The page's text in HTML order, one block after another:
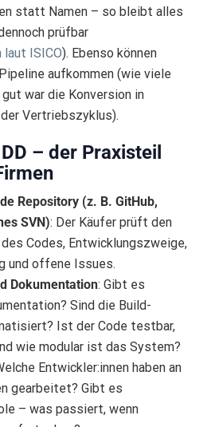
statt Namen – so bleibt alles
prüfbar
ISICO). Ebenso können
aufkommen (wie viele
war die Konversion in
Vertriebszyklus).
– der Praxisteil
Repository (z. B. GitHub,
SVN): Der Käufer prüft den
Codes, Entwicklungszweige,
und offene Issues.
Dokumentation: Gibt es
Sind die Build-
Ist der Code testbar,
wie modular ist das System?
Entwickler:innen haben an
gearbeitet? Gibt es
– was passiert, wenn